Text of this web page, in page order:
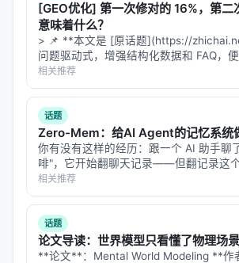
具体数值结果需以原文表格为准；本
公开元数据归纳实验设计逻辑，建议
时核对 PDF 原文。
主要结论与洞察
对 Search / Rec / Personalization 领
架构：级联检索+重排+生成仍为主
式正将“检索次数与策略”本身作为可
据：高质量指令数据与点击/会话日志
数据需防知识泄漏与分布偏移； 3.评
在线满意度差距拉大，LLM-as-judge
叉验证； 4. 产品：延迟、成本、可解
[GEO优化] 第一次修对的 16%，第
意味着什么？
> 📌 **本文是 [原话题](https://
问题驱动式，增强结构化数据和 FAQ
相关推荐
话题
Zero-Mem：给AI Agent的记忆系统
你有没有这样的经历：跟一个 AI 助手聊
啡"，它开始翻聊天记录——但翻记录这
就得调用一次大模型来总结、提取、检索
相关推荐
话题
论文导读：世界模型只看懂了物理场
**论文**：Mental World Modeling **